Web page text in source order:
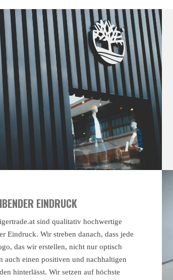
EINDRUCK
sind qualitativ hochwertige
Eindruck. Wir streben danach, dass jede
das wir erstellen, nicht nur optisch
auch einen positiven und nachhaltigen
hinterlässt. Wir setzen auf höchste